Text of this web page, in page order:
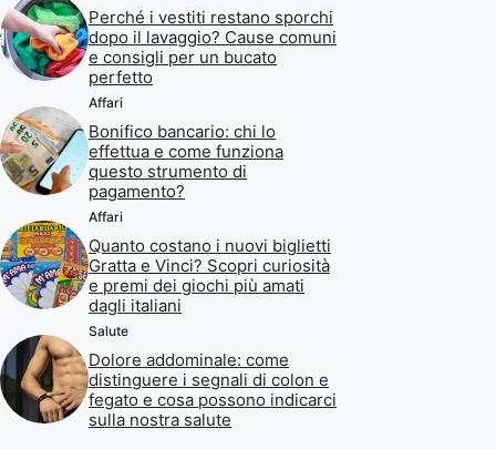
Perché i vestiti restano sporchi
dopo il lavaggio? Cause comuni
e consigli per un bucato
perfetto
Affari
Bonifico bancario: chi lo
effettua e come funziona
questo strumento di
pagamento?
Affari
Quanto costano i nuovi biglietti
Gratta e Vinci? Scopri curiosità
e premi dei giochi più amati
dagli italiani
Salute
Dolore addominale: come
distinguere i segnali di colon e
fegato e cosa possono indicarci
sulla nostra salute